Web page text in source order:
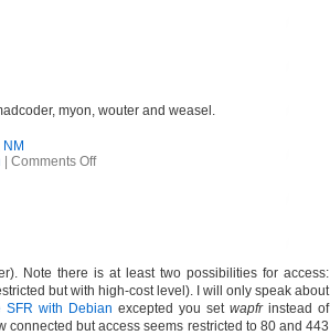
myon, wouter and weasel.
NM
Comments Off
Note there is at least two possibilities for access:
but with high-cost level). I will only speak about
SFR with Debian excepted you set wapfrinstead of
but access seems restricted to 80 and 443